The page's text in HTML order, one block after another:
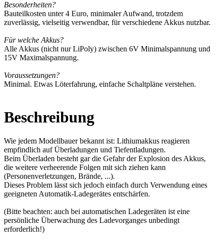
Besonderheiten?
Bauteilkosten unter 4 Euro, minimaler Aufwand, trotzdem
zuverlässig, vielseitig verwendbar, für verschiedene Akkus nutzbar.
Für welche Akkus?
Alle Akkus (nicht nur LiPoly) zwischen 6V Minimalspannung und
15V Maximalspannung.
Voraussetzungen?
Minimal. Etwas Löterfahrung, einfache Schaltpläne verstehen.
Beschreibung
Wie jedem Modellbauer bekannt ist: Lithiumakkus reagieren
empfindlich auf Überladungen und Tiefentladungen.
Beim Überladen besteht gar die Gefahr der Explosion des Akkus,
die weitere verheerende Folgen mit sich ziehen kann
(Personenverletzungen, Brände, ...).
Dieses Problem lässt sich jedoch einfach durch Verwendung eines
geeigneten Automatik-Ladegerätes entschärfen.
(Bitte beachten: auch bei automatischen Ladegeräten ist eine
persönliche Überwachung des Ladevorganges unbedingt
erforderlich!)